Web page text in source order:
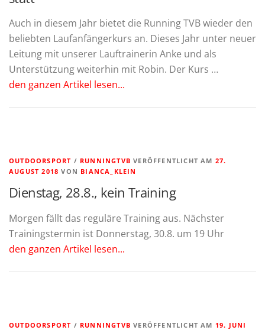
Auch in diesem Jahr bietet die Running TVB wieder den
beliebten Laufanfängerkurs an. Dieses Jahr unter neuer
Leitung mit unserer Lauftrainerin Anke und als
Unterstützung weiterhin mit Robin. Der Kurs …
den ganzen Artikel lesen...
OUTDOORSPORT / RUNNINGTVB VERÖFFENTLICHT AM 27.
AUGUST 2018 VON BIANCA_KLEIN
Dienstag, 28.8., kein Training
Morgen fällt das reguläre Training aus. Nächster
Trainingstermin ist Donnerstag, 30.8. um 19 Uhr
den ganzen Artikel lesen...
OUTDOORSPORT / RUNNINGTVB VERÖFFENTLICHT AM 19. JUNI